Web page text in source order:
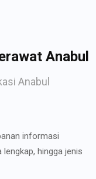
Anabul
Anabul
informasi
hingga jenis